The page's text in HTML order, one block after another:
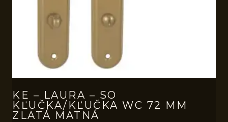
KE – LAURA – SO
KĽUČKA/KĽUČKA WC 72 MM
ZLATÁ MATNÁ